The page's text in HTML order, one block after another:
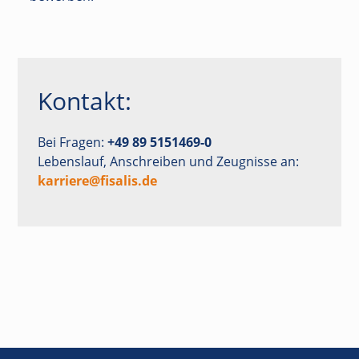
Kontakt:
Bei Fragen: +49 89 5151469-0
Lebenslauf, Anschreiben und Zeugnisse an:
karriere@fisalis.de